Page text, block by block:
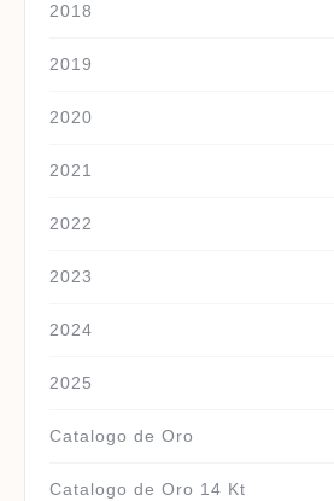
2018
2019
2020
2021
2022
2023
2024
2025
Catalogo de Oro
Catalogo de Oro 14 Kt